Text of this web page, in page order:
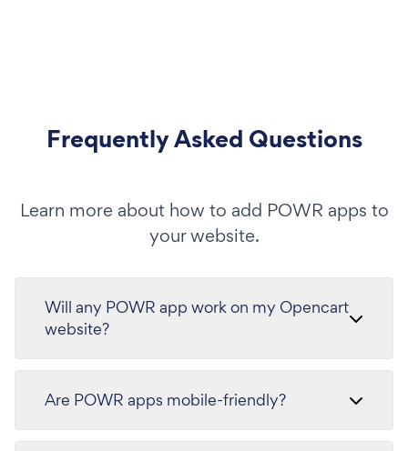
Frequently Asked Questions
Learn more about how to add POWR apps to
your website.
Will any POWR app work on my Opencart
website?
Are POWR apps mobile-friendly?